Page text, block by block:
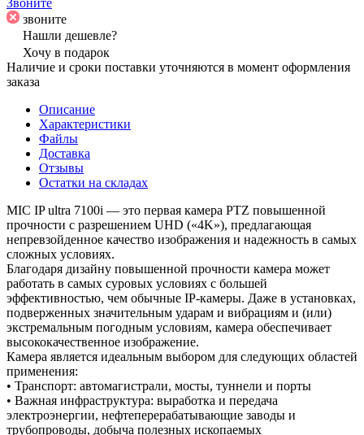
звоните
Нашли дешевле?
Хочу в подарок
Наличие и сроки поставки уточняются в момент оформления
заказа
Описание
Характеристики
Файлы
Доставка
Отзывы
Остатки на складах
MIC IP ultra 7100i — это первая камера PTZ повышенной
прочности с разрешением UHD («4K»), предлагающая
непревзойденное качество изображения и надежность в самых
сложных условиях.
Благодаря дизайну повышенной прочности камера может
работать в самых суровых условиях с большей
эффективностью, чем обычные IP-камеры. Даже в установках,
подверженных значительным ударам и вибрациям и (или)
экстремальным погодным условиям, камера обеспечивает
высококачественное изображение.
Камера является идеальным выбором для следующих областей
применения:
• Транспорт: автомагистрали, мосты, туннели и порты
• Важная инфраструктура: выработка и передача
электроэнергии, нефтеперерабатывающие заводы и
трубопроводы, добыча полезных ископаемых